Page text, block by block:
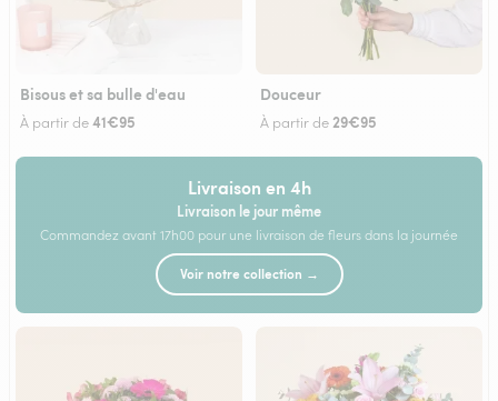
Bisous et sa bulle d'eau
À partir de41€95
Douceur
À partir de 29€95
Livraison en 4h
Livraison le jour même
Commandez avant 17h00 pour une livraison de fleurs dans la journée
Voir notre collection →